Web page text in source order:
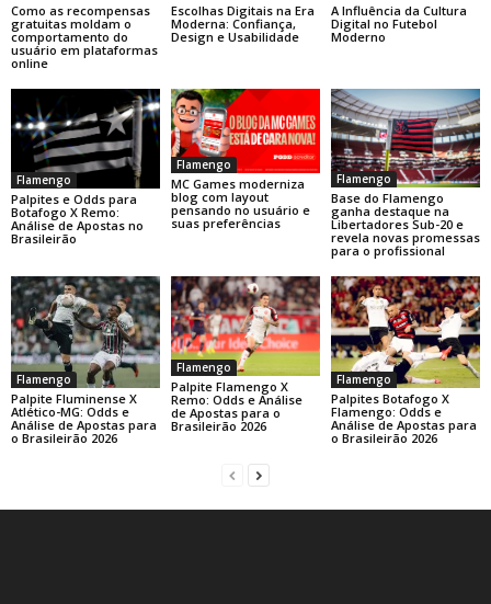
Como as recompensas
gratuitas moldam o
comportamento do
usuário em plataformas
online
Escolhas Digitais na Era
Moderna: Confiança,
Design e Usabilidade
A Influência da Cultura
Digital no Futebol
Moderno
Flamengo
Palpites e Odds para
Botafogo X Remo:
Análise de Apostas no
Brasileirão
Flamengo
MC Games moderniza
blog com layout
pensando no usuário e
suas preferências
Flamengo
Base do Flamengo
ganha destaque na
Libertadores Sub-20 e
revela novas promessas
para o profissional
Flamengo
Palpite Fluminense X
Atlético-MG: Odds e
Análise de Apostas para
o Brasileirão 2026
Flamengo
Palpite Flamengo X
Remo: Odds e Análise
de Apostas para o
Brasileirão 2026
Flamengo
Palpites Botafogo X
Flamengo: Odds e
Análise de Apostas para
o Brasileirão 2026